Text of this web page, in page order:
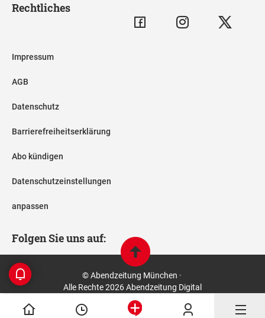
Rechtliches
Impressum
AGB
Datenschutz
Barrierefreiheitserklärung
Abo kündigen
Datenschutzeinstellungen
anpassen
Folgen Sie uns auf:
© Abendzeitung München ·
Alle Rechte 2026 Abendzeitung Digital